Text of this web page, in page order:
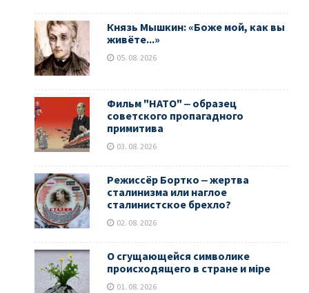
Князь Мышкин: «Боже мой, как вы
живёте...»
05. 08. 2026
Фильм "НАТО" ‒ образец
советского пропагадного
примитива
03. 08. 2026
Режиссёр Бортко ‒ жертва
сталинизма или наглое
сталинистское брехло?
02. 08. 2026
О сгущающейся символике
происходящего в стране и мiре
01. 08. 2026